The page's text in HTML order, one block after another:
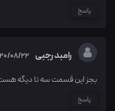
پاسخ
رامبد رجبی 08/22
بجز این قسمت سه تا دیگه هست
پاسخ